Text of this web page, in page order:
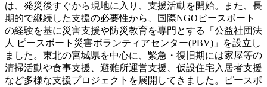
は、発災後すぐから現地に入り、支援活動を開始。また、長
期的で継続した支援の必要性から、国際NGOピースボート
の経験を基に災害支援や防災教育を専門とする「公益社団法
人 ピースボート災害ボランティアセンター(PBV)」を設立し
ました。東北の宮城県を中心に、緊急・復旧期には家屋等の
清掃活動や食事支援、避難所運営支援、仮設住宅入居者支援
など多様な支援プロジェクトを展開してきました。ピースボ